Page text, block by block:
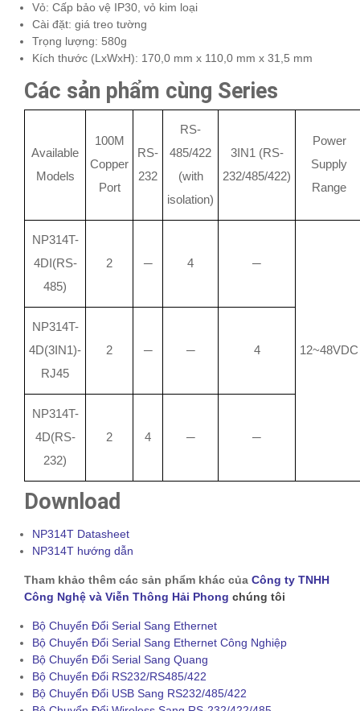
Vỏ: Cấp bảo vệ IP30, vỏ kim loại
Cài đặt: giá treo tường
Trọng lượng: 580g
Kích thước (LxWxH): 170,0 mm x 110,0 mm x 31,5 mm
Các sản phẩm cùng Series
Available
Models
100M
Copper
Port
RS-
232
RS-
485/422
(with
isolation)
3IN1 (RS-
232/485/422)
Power
Supply
Range
NP314T-
4DI(RS-
485)
2 ─ 4 ─
12~48VDC
NP314T-
4D(3IN1)-
RJ45
2 ─ ─ 4
NP314T-
4D(RS-
232)
2 4 ─ ─
Download
NP314T Datasheet
NP314T hướng dẫn
Tham khảo thêm các sản phẩm khác của Công ty TNHH
Công Nghệ và Viễn Thông Hải Phong chúng tôi
Bộ Chuyển Đổi Serial Sang Ethernet
Bộ Chuyển Đổi Serial Sang Ethernet Công Nghiệp
Bộ Chuyển Đổi Serial Sang Quang
Bộ Chuyển Đổi RS232/RS485/422
Bộ Chuyển Đổi USB Sang RS232/485/422